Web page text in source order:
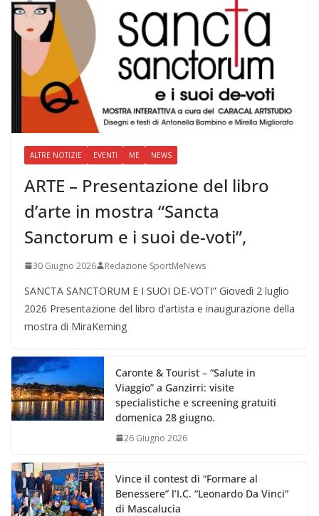
ALTRE NOTIZIE EVENTI ME NEWS
ARTE – Presentazione del libro
d’arte in mostra “Sancta
Sanctorum e i suoi de-voti”,
30 Giugno 2026 Redazione SportMeNews
SANCTA SANCTORUM E I SUOI DE-VOTI” Giovedì 2 luglio
2026 Presentazione del libro d’artista e inaugurazione della
mostra di MiraKerning
Caronte & Tourist – “Salute in
Viaggio” a Ganzirri: visite
specialistiche e screening gratuiti
domenica 28 giugno.
26 Giugno 2026
Vince il contest di “Formare al
Benessere” l’I.C. “Leonardo Da Vinci”
di Mascalucia